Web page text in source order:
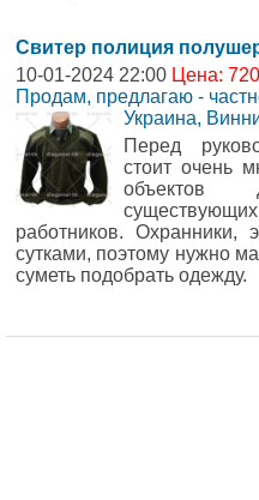
Свитер полиция
10-01-2024 22:00 Цена:
Продам, предлагаю -
Украина,
Перед
стоит очень
объектов
работников. Охранники,
сутками, поэтому нужно
суметь подобрать одежду.